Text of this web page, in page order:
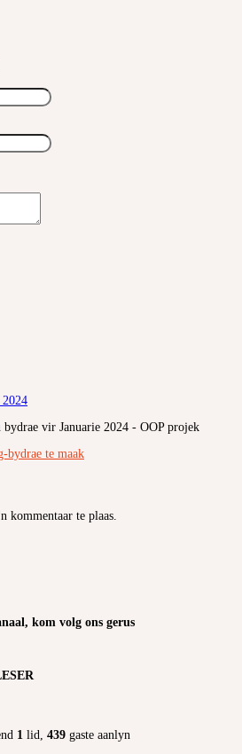
2024
vir Januarie 2024 - OOP projek
bydrae te maak
kommentaar te plaas.
kom volg ons gerus
1 lid, 439 gaste aanlyn